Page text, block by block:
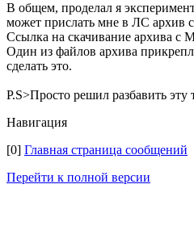
В общем, проделал я
может прислать мне в ЛС архив
Ссылка на скачивание архива с
Один из файлов архива
сделать это.
P.S>Просто решил разбавить
Навигация
[0] Главная страница сообщений
Перейти к полной версии